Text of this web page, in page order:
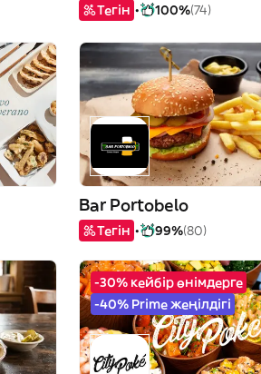
Тегін 100%(74)
Bar Portobelo
Тегін 99%(80)
-30% кейбір өнімдерге
-40% Prime жеңілдігі